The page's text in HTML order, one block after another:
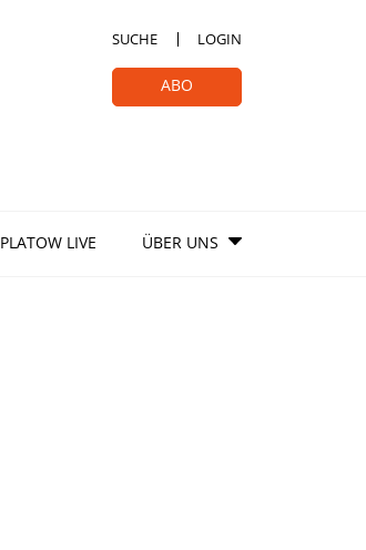
SUCHE LOGIN
ABO
PLATOW LIVE ÜBER UNS